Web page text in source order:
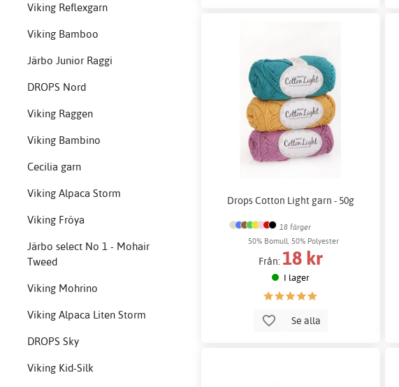
Viking Reflexgarn
Viking Bamboo
Järbo Junior Raggi
DROPS Nord
Viking Raggen
Viking Bambino
Cecilia garn
Viking Alpaca Storm
Viking Fröya
Järbo select No 1 - Mohair
Tweed
Viking Mohrino
Viking Alpaca Liten Storm
DROPS Sky
Viking Kid-Silk
Drops Cotton Light garn - 50g
18 färger
50% Bomull, 50% Polyester
Från: 18 kr
I lager
Se alla